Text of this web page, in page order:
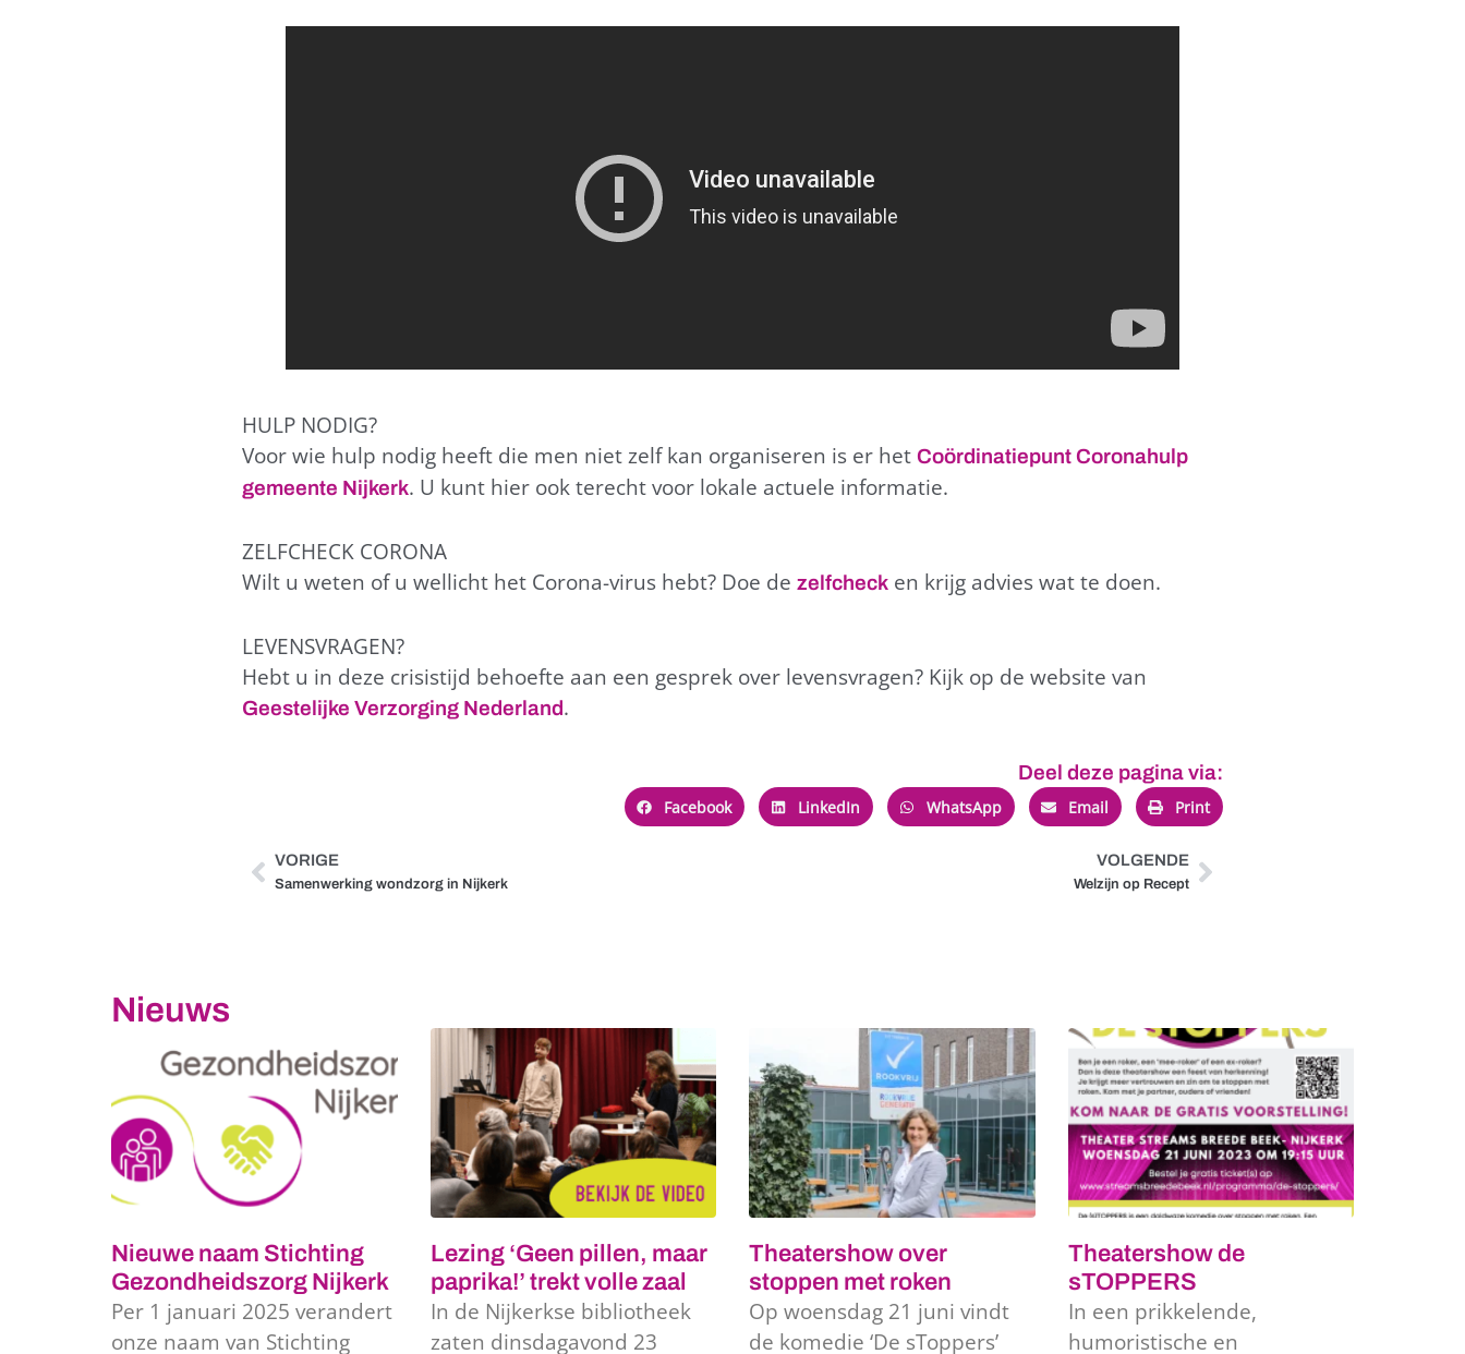
HULP NODIG?
Voor wie hulp nodig heeft die men niet zelf kan organiseren is er het Coördinatiepunt Coronahulp
gemeente Nijkerk. U kunt hier ook terecht voor lokale actuele informatie.
ZELFCHECK CORONA
Wilt u weten of u wellicht het Corona-virus hebt? Doe de zelfcheck en krijg advies wat te doen.
LEVENSVRAGEN?
Hebt u in deze crisistijd behoefte aan een gesprek over levensvragen? Kijk op de website van
Geestelijke Verzorging Nederland.
Deel deze pagina via:
Facebook LinkedIn WhatsApp Email Print
VORIGE
Samenwerking wondzorg in Nijkerk
VOLGENDE
Welzijn op Recept
Nieuws
Nieuwe naam Stichting
Gezondheidszorg Nijkerk
Per 1 januari 2025 verandert
onze naam van Stichting
Lezing ‘Geen pillen, maar
paprika!’ trekt volle zaal
In de Nijkerkse bibliotheek
zaten dinsdagavond 23
Theatershow over
stoppen met roken
Op woensdag 21 juni vindt
de komedie ‘De sToppers’
Theatershow de
sTOPPERS
In een prikkelende,
humoristische en